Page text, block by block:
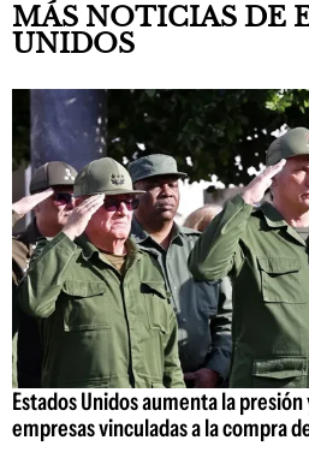
MÁS NOTICIAS DE
UNIDOS
Estados Unidos aumenta la
empresas vinculadas a la compra